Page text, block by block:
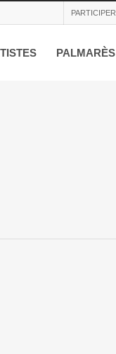
PARTICIPER
PALMARÈS